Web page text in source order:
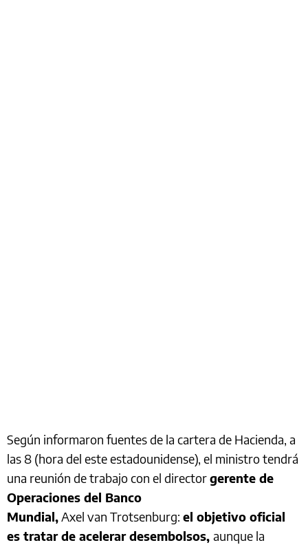
Según informaron fuentes de la cartera de Hacienda, a
las 8 (hora del este estadounidense), el ministro tendrá
una reunión de trabajo con el directorgerente de
Operaciones del Banco
Mundial,Axel van Trotsenburg: el objetivo oficial
es tratar de acelerar desembolsos, aunque la